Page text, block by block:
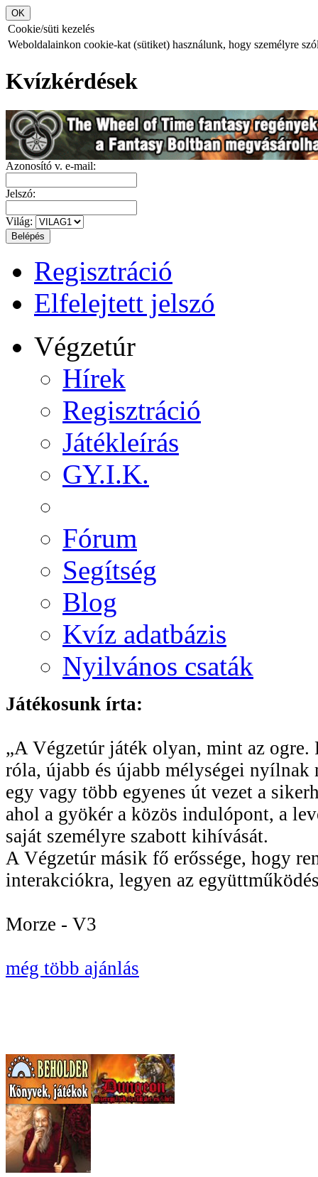
Cookie/süti kezelés
Weboldalainkon cookie-kat (sütiket) használunk, hogy személyre
Kvízkérdések
Azonosító v. e-mail:
Jelszó:
Világ:
Regisztráció
Elfelejtett jelszó
Végzetúr
Hírek
Regisztráció
Játékleírás
GY.I.K.
Fórum
Segítség
Blog
Kvíz adatbázis
Nyilvános csaták
Játékosunk írta:
„A Végzetúr játék olyan, mint az
róla, újabb és újabb mélységei
egy vagy több egyenes út vezet a
ahol a gyökér a közös indulópont, a
saját személyre szabott kihívását.
A Végzetúr másik fő erőssége, hogy
interakciókra, legyen az
Morze - V3
még több ajánlás